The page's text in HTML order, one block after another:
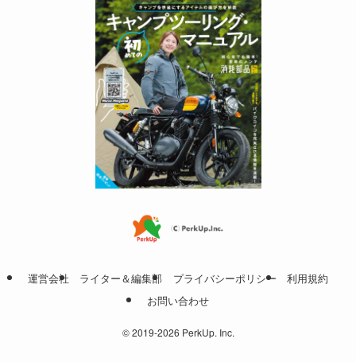
運営会社 ライター＆編集部 プライバシーポリシー
利用規約
お問い合わせ
©2019-2026 PerkUp. Inc.